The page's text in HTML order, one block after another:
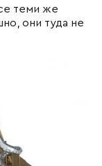
теми же
они туда не